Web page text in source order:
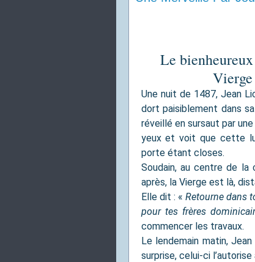
Le
Une nuit de 1487, Jean
dort paisiblement dans
réveillé en sursaut par
yeux et voit que cette
porte étant closes.
Soudain, au centre de la
après, la Vierge est là,
Elle dit : «Retourne dans
pour tes frères
commencer les travaux.
Le lendemain matin,
surprise, celui-ci